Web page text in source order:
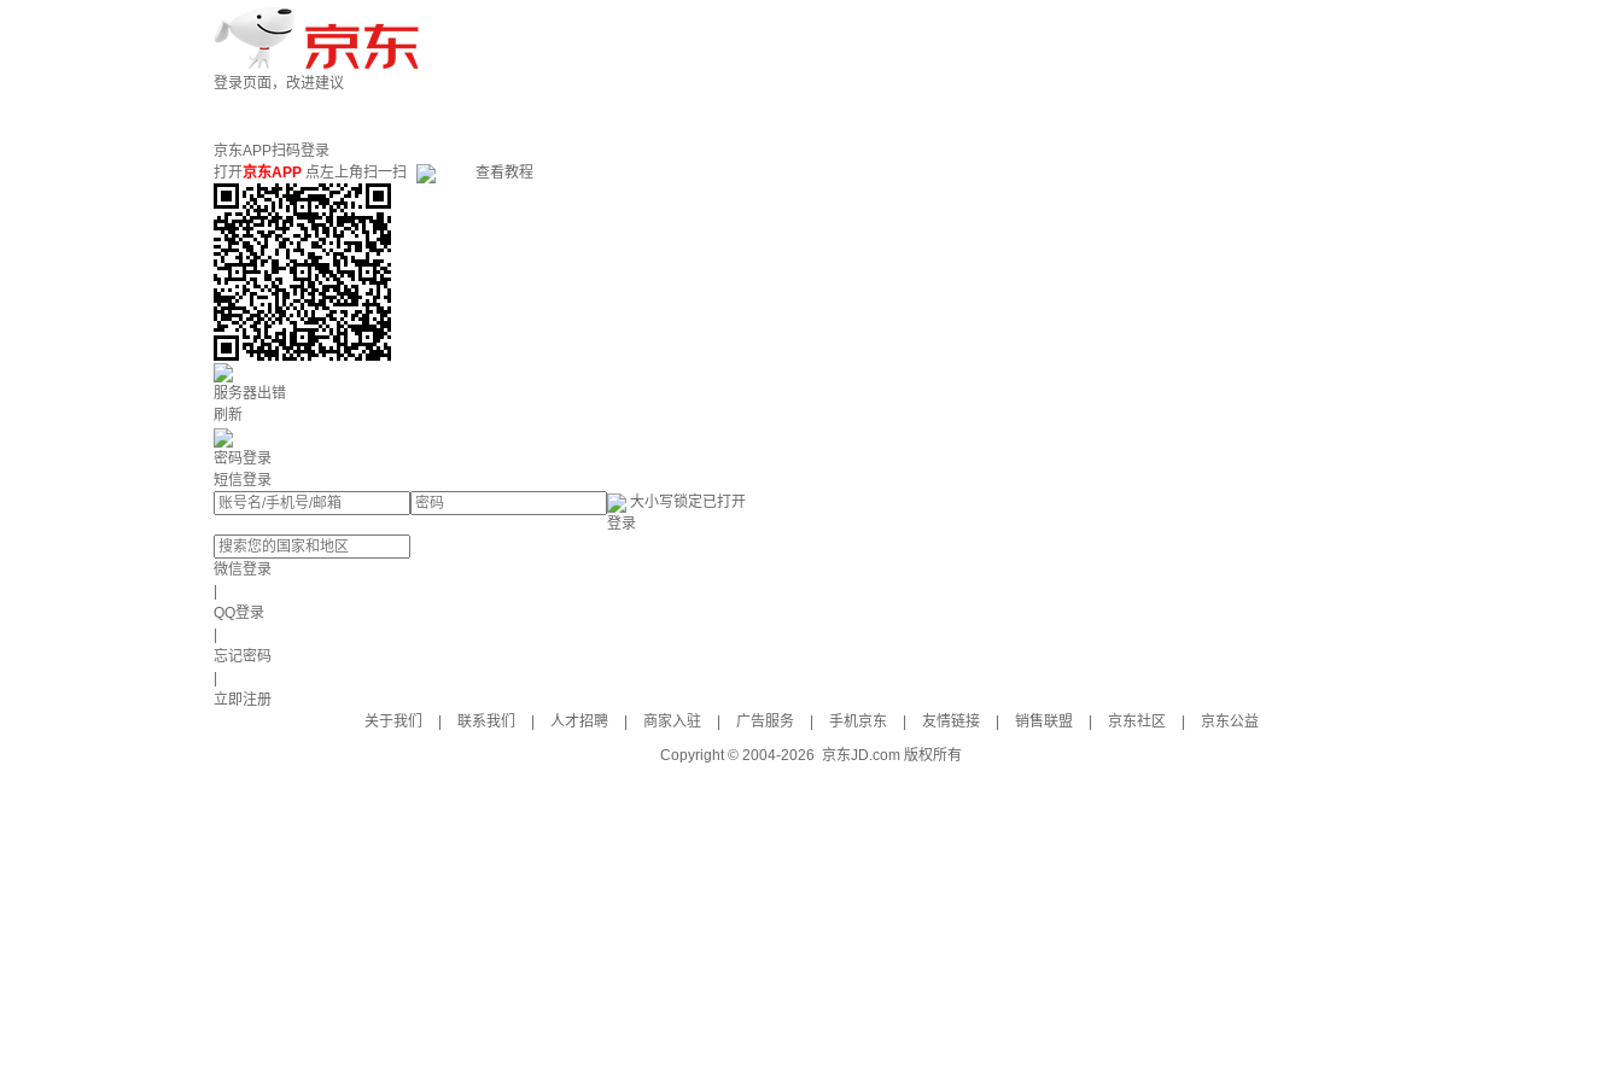
登录页面，改进建议
京东APP扫码登录
打开京东APP 点左上角扫一扫 查看教程
服务器出错
刷新
密码登录
短信登录
大小写锁定已打开
登录
微信登录
QQ登录
忘记密码
立即注册
关于我们
联系我们 人才招聘 商家入驻 广告服务 手机京东 友情链接 销售联盟 京东社区
京东公益
Copyright © 2004-2026 京东JD.com 版权所有